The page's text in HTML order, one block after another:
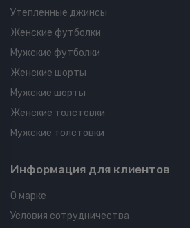
Утепленные джинсы
Женские футболки
Мужские футболки
Женские шорты
Мужские шорты
Женские толстовки
Мужские толстовки
Информация для клиентов
О марке
Условия сотрудничества